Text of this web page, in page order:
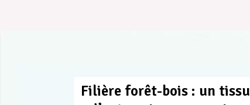
Filière forêt-bois : un tissu